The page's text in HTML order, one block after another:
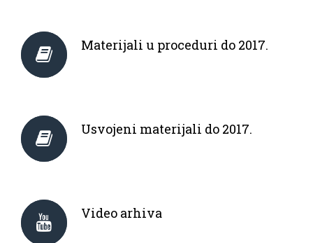
Materijali u proceduri do 2017.
Usvojeni materijali do 2017.
Video arhiva